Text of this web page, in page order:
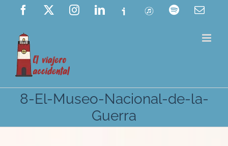
Saltar
contenido
Facebook InstagramLinkedIn
Ivoox ITunes Spotify
8-El-Museo-Nacional-de-la-
Guerra